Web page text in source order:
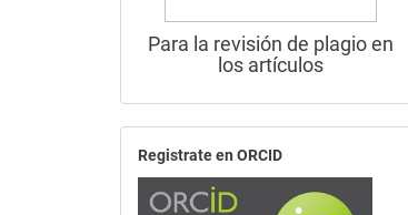
Para la revisión de plagio en
los artículos
Registrate en ORCID